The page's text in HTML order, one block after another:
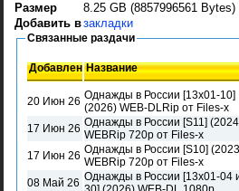
Размер
8.25 GB (8857996561 Bytes)
Добавить взакладки
Связанные раздачи
Добавлен Название
20 Июн 26 Однажды в России [13x01-10]
(2026) WEB-DLRip от Files-x
17 Июн 26 Однажды в России [S11] (2024)
WEBRip 720p от Files-x
17 Июн 26 Однажды в России [S10] (2023)
WEBRip 720p от Files-x
08 Май 26 Однажды в России [13x01-04